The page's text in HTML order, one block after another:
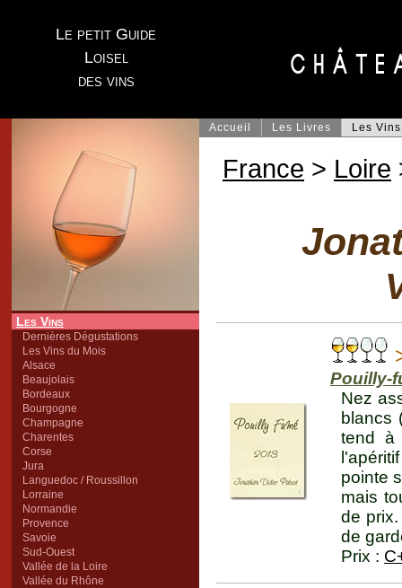
Le petit Guide
Loisel
des vins
Les Vins
Dernières Dégustations
Les Vins du Mois
Alsace
Beaujolais
Bordeaux
Bourgogne
Champagne
Charentes
Corse
Jura
Languedoc / Roussillon
Lorraine
Normandie
Provence
Savoie
Sud-Ouest
Vallée de la Loire
Vallée du Rhône
Accueil Les Livres Les Vins
France > Loire
Pouilly-
Nez
blancs
tend à
pointe
mais
de
de
Prix :